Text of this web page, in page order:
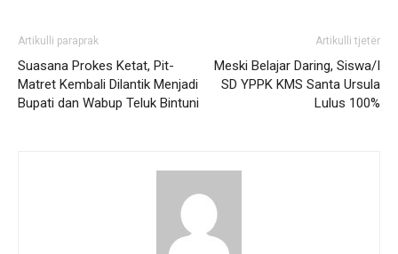
Artikulli paraprak
Suasana Prokes Ketat, Pit-
Matret Kembali Dilantik Menjadi
Bupati dan Wabup Teluk Bintuni
Artikulli tjetër
Meski Belajar Daring, Siswa/I
SD YPPK KMS Santa Ursula
Lulus 100%